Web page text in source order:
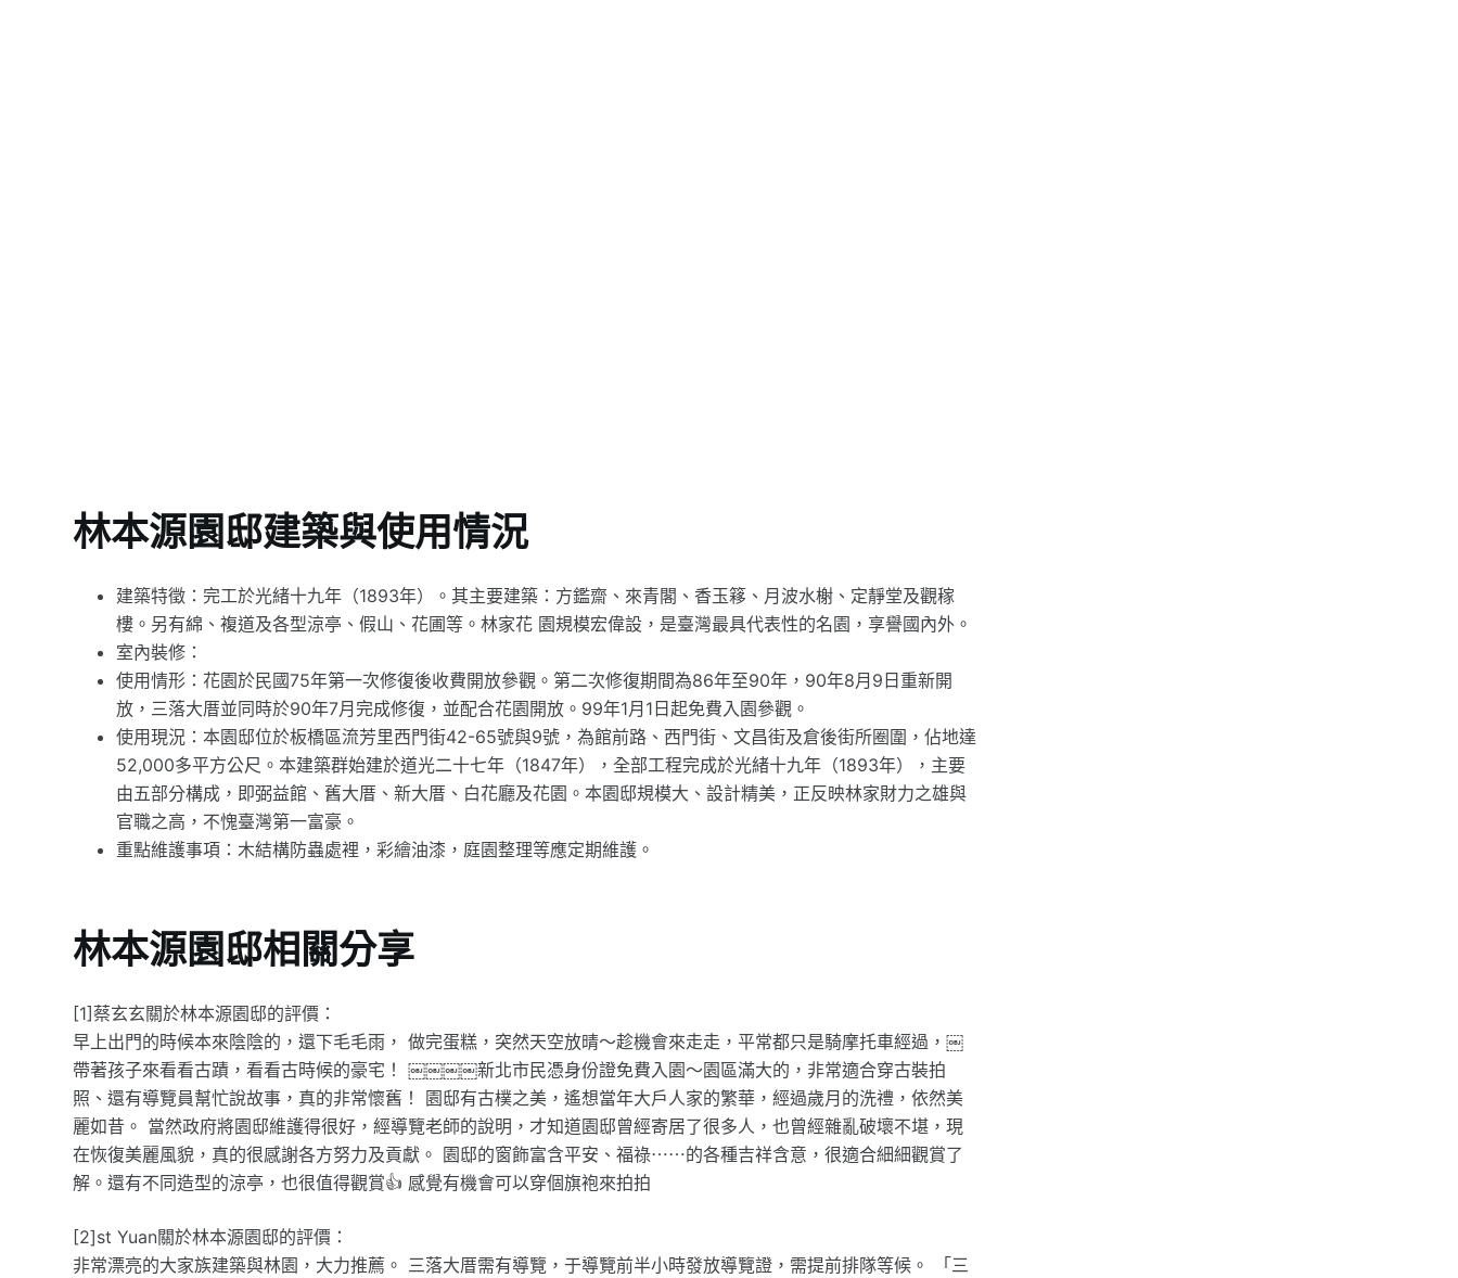
林本源園邸建築與使用情況
建築特徵：完工於光緒十九年（1893年）。其主要建築：方鑑齋、來青閣、香玉簃、月波水榭、定靜堂及觀稼
樓。另有綿、複道及各型涼亭、假山、花圃等。林家花 園規模宏偉設，是臺灣最具代表性的名園，享譽國內外。
室內裝修：
使用情形：花園於民國75年第一次修復後收費開放參觀。第二次修復期間為86年至90年，90年8月9日重新開
放，三落大厝並同時於90年7月完成修復，並配合花園開放。99年1月1日起免費入園參觀。
使用現況：本園邸位於板橋區流芳里西門街42-65號與9號，為館前路、西門街、文昌街及倉後街所圈圍，佔地達
52,000多平方公尺。本建築群始建於道光二十七年（1847年），全部工程完成於光緒十九年（1893年），主要
由五部分構成，即弼益館、舊大厝、新大厝、白花廳及花園。本園邸規模大、設計精美，正反映林家財力之雄與
官職之高，不愧臺灣第一富豪。
重點維護事項：木結構防蟲處裡，彩繪油漆，庭園整理等應定期維護。
林本源園邸相關分享
[1]蔡玄玄關於林本源園邸的評價：
早上出門的時候本來陰陰的，還下毛毛雨， 做完蛋糕，突然天空放晴～趁機會來走走，平常都只是騎摩托車經過，￼
帶著孩子來看看古蹟，看看古時候的豪宅！ ￼￼￼￼新北市民憑身份證免費入園～園區滿大的，非常適合穿古裝拍
照、還有導覽員幫忙說故事，真的非常懷舊！ 園邸有古樸之美，遙想當年大戶人家的繁華，經過歲月的洗禮，依然美
麗如昔。 當然政府將園邸維護得很好，經導覽老師的說明，才知道園邸曾經寄居了很多人，也曾經雜亂破壞不堪，現
在恢復美麗風貌，真的很感謝各方努力及貢獻。 園邸的窗飾富含平安、福祿⋯⋯的各種吉祥含意，很適合細細觀賞了
解。還有不同造型的涼亭，也很值得觀賞👍 感覺有機會可以穿個旗袍來拍拍
[2]st Yuan關於林本源園邸的評價：
非常漂亮的大家族建築與林園，大力推薦。 三落大厝需有導覽，于導覽前半小時發放導覽證，需提前排隊等候。 「三